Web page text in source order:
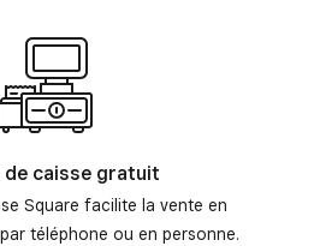
de caisse gratuit
Square facilite la vente en
téléphone ou en personne.